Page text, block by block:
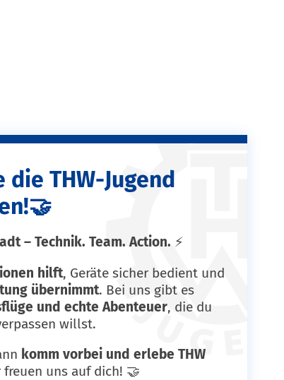
THW-Jugend
– Technik. Team. Action. ⚡
hilft, Geräte sicher bedient und
übernimmt. Bei uns gibt es
und echte Abenteuer, die du
willst.
komm vorbei und erlebe THW
freuen uns auf dich! 🤝